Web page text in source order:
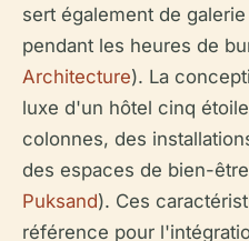
sert également de
pendant les heures de
Architecture). La
luxe d'un hôtel cinq
colonnes, des
des espaces de bien-
Puksand). Ces
référence pour